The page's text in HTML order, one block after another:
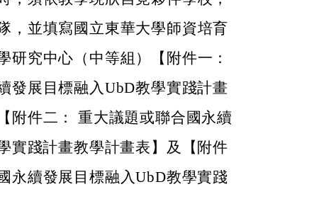
，並填寫國立東華大學師資培育
研究中心（中等組）【附件一：
發展目標融入UbD教學實踐計畫
附件二： 重大議題或聯合國永續
實踐計畫教學計畫表】及【附件
永續發展目標融入UbD教學實踐